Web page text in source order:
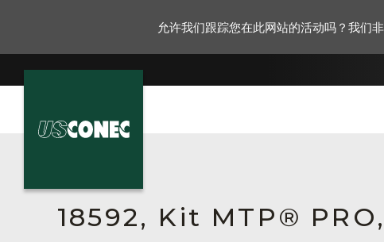
18592, Kit MTP®
允许我们跟踪您在此网站的活动吗？我们